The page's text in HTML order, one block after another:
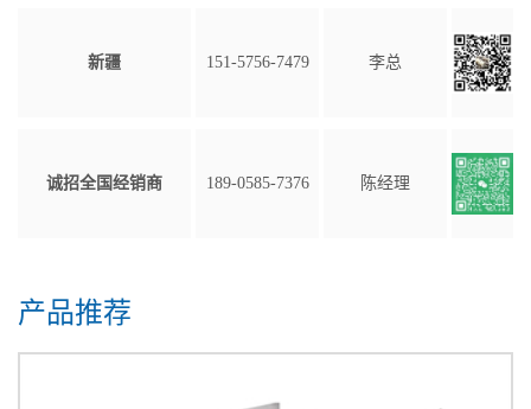
新疆 151-5756-7479 李总
诚招全国经销商 189-0585-7376 陈经理
产品推荐